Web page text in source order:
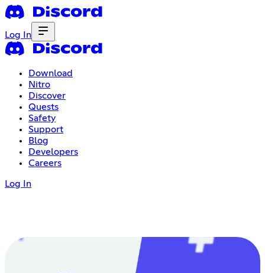
Log In
Download
Nitro
Discover
Quests
Safety
Support
Blog
Developers
Careers
Log In